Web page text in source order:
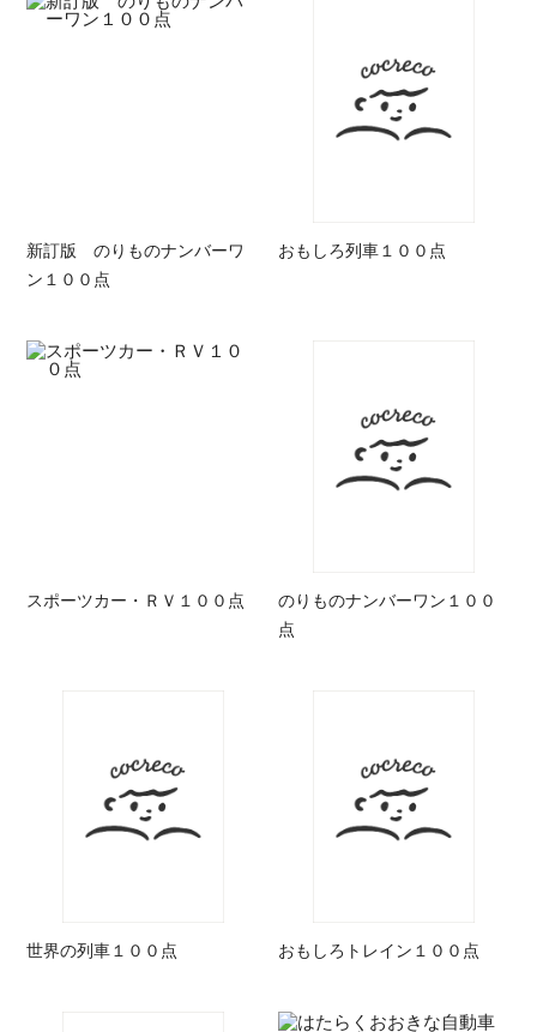
新訂版 のりものナンバーワ
ン１００点
おもしろ列車１００点
スポーツカー・ＲＶ１００点
のりものナンバーワン１００
点
世界の列車１００点 おもしろトレイン１００点